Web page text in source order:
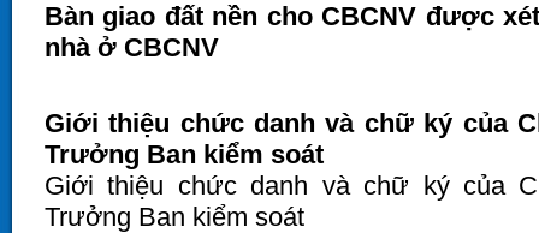
Bàn giao đất nền cho CBCNV được
nhà ở CBCNV
Giới thiệu chức danh và chữ ký của
Trưởng Ban kiểm soát
Giới thiệu chức danh và chữ ký của
Trưởng Ban kiểm soát